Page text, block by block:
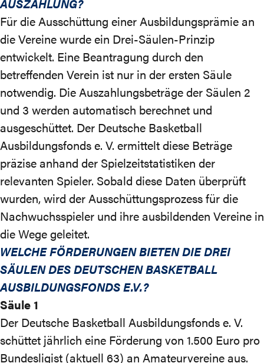
Für die Ausschüttung einer Ausbildungsprämie an
die Vereine wurde ein Drei-Säulen-Prinzip
entwickelt. Eine Beantragung durch den
betreffenden Verein ist nur in der ersten Säule
notwendig. Die Auszahlungsbeträge der Säulen 2
und 3 werden automatisch berechnet und
ausgeschüttet. Der Deutsche Basketball
Ausbildungsfonds e. V. ermittelt diese Beträge
präzise anhand der Spielzeitstatistiken der
relevanten Spieler. Sobald diese Daten überprüft
wurden, wird der Ausschüttungsprozess für die
Nachwuchsspieler und ihre ausbildenden Vereine in
die Wege geleitet.
WELCHE FÖRDERUNGEN BIETEN DIE DREI
SÄULEN DES DEUTSCHEN BASKETBALL
AUSBILDUNGSFONDS E.V.?
Säule 1
Der Deutsche Basketball Ausbildungsfonds e. V.
schüttet jährlich eine Förderung von 1.500 Euro pro
Bundesligist (aktuell 63) an Amateurvereine aus.